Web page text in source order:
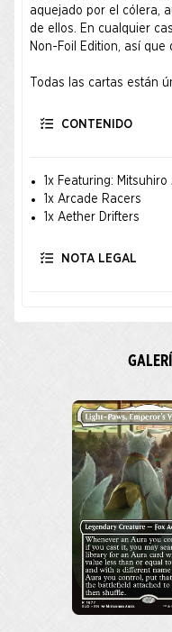
aquejado por el cólera,
de ellos. En cualquier
Non-Foil Edition, así
Todas las cartas están
CONTENIDO
1x Featuring: Mitsuhiro
1x Arcade Racers
1x Aether Drifters
NOTA LEGAL